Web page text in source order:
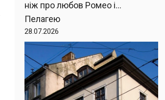
ніж про любов Ромео і…
Пелагею
28.07.2026